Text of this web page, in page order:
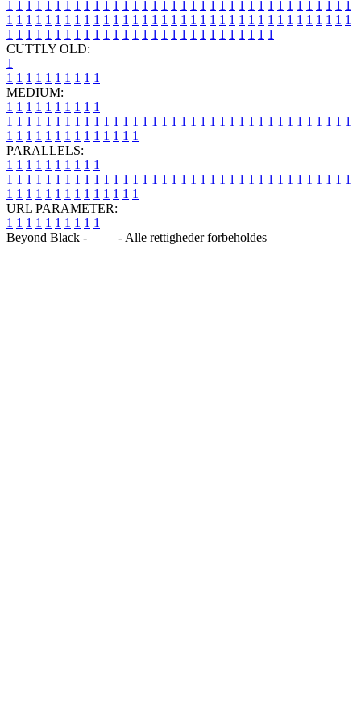
1 1 1 1 1 1 1 1 1 1 1 1 1 1 1 1 1 1 1 1 1 1 1 1 1 1 1 1 1 1 1 1 1 1 1 1
1 1 1 1 1 1 1 1 1 1 1 1 1 1 1 1 1 1 1 1 1 1 1 1 1 1 1 1 1 1 1 1 1 1 1 1
1 1 1 1 1 1 1 1 1 1 1 1 1 1 1 1 1 1 1 1 1 1 1 1 1 1 1 1
CUTTLY OLD:
1
1 1 1 1 1 1 1 1 1 1
MEDIUM:
1 1 1 1 1 1 1 1 1 1
1 1 1 1 1 1 1 1 1 1 1 1 1 1 1 1 1 1 1 1 1 1 1 1 1 1 1 1 1 1 1 1 1 1 1 1
1 1 1 1 1 1 1 1 1 1 1 1 1 1
PARALLELS:
1 1 1 1 1 1 1 1 1 1
1 1 1 1 1 1 1 1 1 1 1 1 1 1 1 1 1 1 1 1 1 1 1 1 1 1 1 1 1 1 1 1 1 1 1 1
1 1 1 1 1 1 1 1 1 1 1 1 1 1
URL PARAMETER:
1 1 1 1 1 1 1 1 1 1
Beyond Black -
- Alle rettigheder forbeholdes